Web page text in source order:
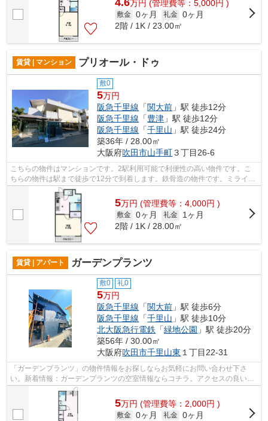
4.6万円 (管理費等：5,000円 )
敷金 0ヶ月 礼金 0ヶ月
2階 / 1K / 23.00㎡
賃貸 | マンション プリオール・ドゥ
敷0
5万円
阪急千里線 「関大前 」駅 徒歩12分
阪急千里線 「豊津 」駅 徒歩12分
阪急千里線 「千里山 」駅 徒歩24分
築36年 / 28.00㎡
大阪府吹田市山手町３丁目26-6
こちらの物件はマンションです。2駅利用可能で利便性の高い物件です。こ
ちらの物件は駅まで徒歩で12分で到着します。鉄骨造の物件です。ミライズ
吹田店には、吹田市エリアの賃貸情報が...
5万円 (管理費等：4,000円 )
敷金 0ヶ月 礼金
1ヶ月
2階 / 1K / 28.00㎡
賃貸 | アパート ガーデンプランツ
敷0 礼0
5万円
阪急千里線 「関大前 」駅 徒歩6分
阪急千里線 「千里山 」駅 徒歩10分
北大阪急行電鉄 「緑地公園 」駅 徒歩20分
築56年 / 30.00㎡
大阪府吹田市千里山東 １丁目22-31
「ガーデンプランツ」の物件情報をお探しならお気軽にお問い合わせ下さ
い。新着情報：ガーデンプランツの空室情報ならコチラ。アクセスの良い徒
歩6分の物件です。クレジットカードで初...
5万円 (管理費等：2,000円 )
敷金 0ヶ月 礼金 0ヶ月